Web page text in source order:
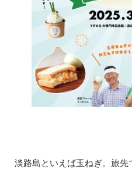
淡路島といえば玉ねぎ。旅先